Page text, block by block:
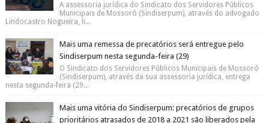
A assessoria jurídica do Sindicato dos Servidores Públicos
Municipais de Mossoró (Sindiserpum), através do advogado
Lindocastro Nogueira, li...
Mais uma remessa de precatórios será entregue pelo
Sindiserpum nesta segunda-feira (29)
O Sindicato dos Servidores Públicos Municipais de Mossoró
(Sindiserpum), através da sua assessoria jurídica, entrega
nesta segunda-feira (29...
Mais uma vitória do Sindiserpum: precatórios de grupos
prioritários atrasados de 2018 a 2021 são liberados pela